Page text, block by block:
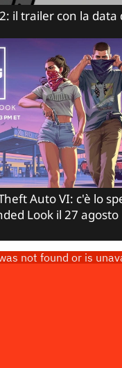
il trailer con la data
Auto VI: c'è lo
Look il 27 agosto